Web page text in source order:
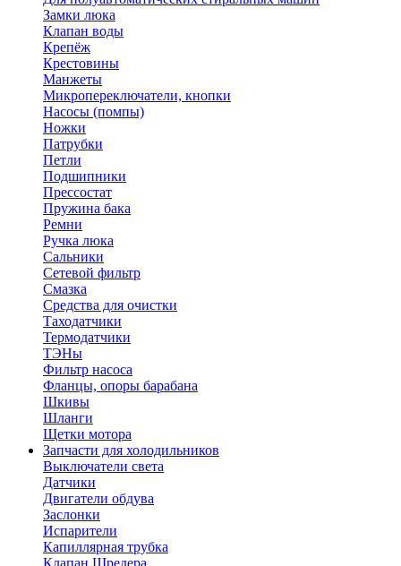
Замки люка
Клапан воды
Крепёж
Крестовины
Манжеты
Микропереключатели, кнопки
Насосы (помпы)
Ножки
Патрубки
Петли
Подшипники
Прессостат
Пружина бака
Ремни
Ручка люка
Сальники
Сетевой фильтр
Смазка
Средства для очистки
Таходатчики
Термодатчики
ТЭНы
Фильтр насоса
Фланцы, опоры барабана
Шкивы
Шланги
Щетки мотора
Запчасти для холодильников
Выключатели света
Датчики
Двигатели обдува
Заслонки
Испарители
Капиллярная трубка
Клапан Шредера